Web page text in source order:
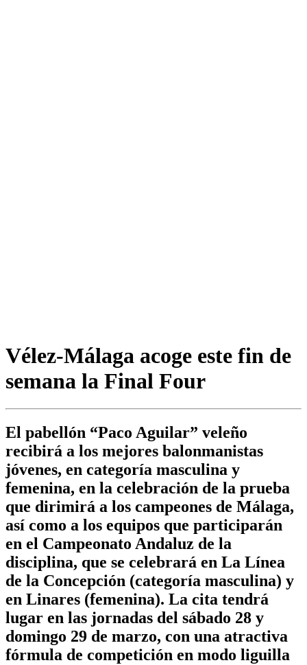
Vélez-Málaga acoge este fin de
semana la Final Four
El pabellón “Paco Aguilar” veleño
recibirá a los mejores balonmanistas
jóvenes, en categoría masculina y
femenina, en la celebración de la prueba
que dirimirá a los campeones de Málaga,
así como a los equipos que participarán
en el Campeonato Andaluz de la
disciplina, que se celebrará en La Línea
de la Concepción (categoría masculina) y
en Linares (femenina). La cita tendrá
lugar en las jornadas del sábado 28 y
domingo 29 de marzo, con una atractiva
fórmula de competición en modo liguilla